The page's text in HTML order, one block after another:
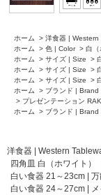
ホーム > 洋食器 | Western
ホーム
> 色 | Color > 白（
ホーム
> サイズ | Size >
ホーム
> サイズ | Size >
ホーム
> サイズ | Size >
ホーム
> ブランド | Brand
> プレゼンテーション
ホーム
> ブランド | Brand
洋食器 | Western
四角皿 白（ホワイト）
白い食器 21～23cm | 万
白い食器 24～27cm |